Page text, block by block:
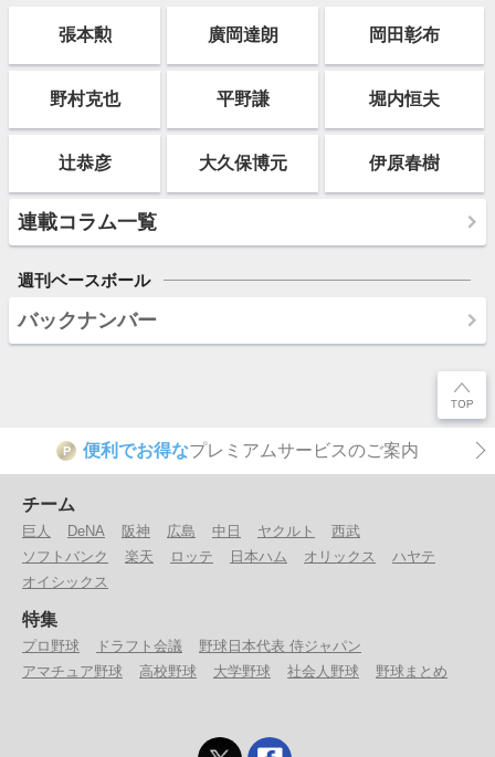
張本勲 廣岡達朗 岡田彰布
野村克也 平野謙 堀内恒夫
辻恭彦 大久保博元 伊原春樹
連載コラム一覧
週刊ベースボール
バックナンバー
P 便利でお得なプレミアムサービスのご案内
チーム
巨人 DeNA 阪神 広島 中日 ヤクルト
西武
ソフトバンク
楽天 ロッテ 日本ハム オリックス
ハヤテ
オイシックス
特集
プロ野球 ドラフト会議
野球日本代表 侍ジャパン
アマチュア野球
高校野球 大学野球 社会人野球 野球まとめ